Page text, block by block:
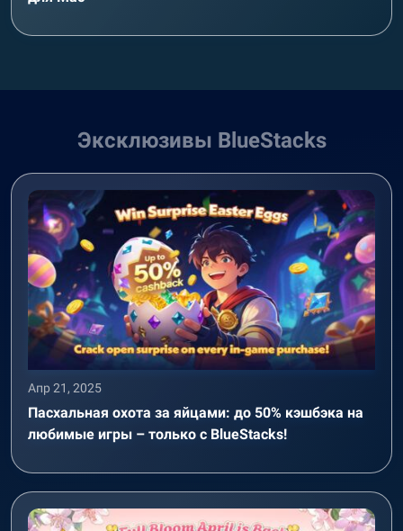
Эксклюзивы BlueStacks
Апр 21, 2025
Пасхальная охота за яйцами: до 50% кэшбэка на
любимые игры – только с BlueStacks!